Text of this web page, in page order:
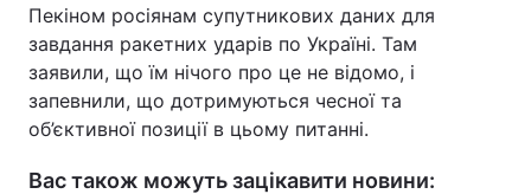
Пекіном росіянам супутникових даних для
завдання ракетних ударів по Україні. Там
заявили, що їм нічого про це не відомо, і
запевнили, що дотримуються чесної та
об’єктивної позиції в цьому питанні.
Вас також можуть зацікавити новини: